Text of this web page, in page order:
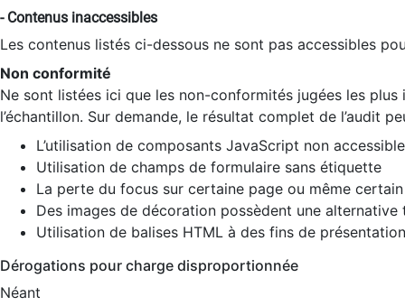
- Contenus inaccessibles
Les contenus listés ci-dessous ne sont pas accessibles
Non conformité
Ne sont listées ici que les non-conformités jugées les
l’échantillon. Sur demande, le résultat complet de l’audit
L’utilisation de composants JavaScript non
Utilisation de champs de formulaire sans étiquette
La perte du focus sur certaine page ou même
Des images de décoration possèdent une alternative
Utilisation de balises HTML à des fins de
Dérogations pour charge disproportionnée
Néant